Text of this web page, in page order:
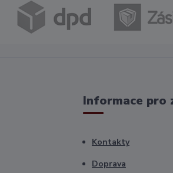
Informace pro
Kontakty
Doprava